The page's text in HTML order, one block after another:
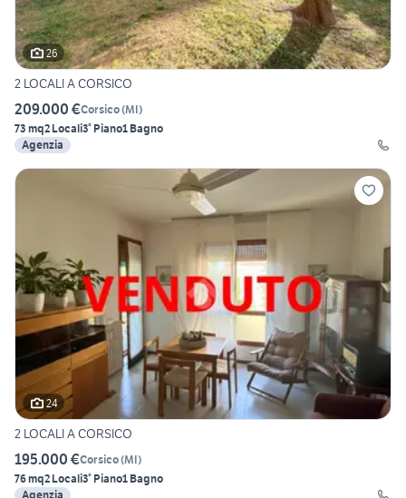
26
2 LOCALI A CORSICO
209.000 €Corsico(MI)
73 mq2 Locali3° Piano1 Bagno
Agenzia
24
2 LOCALI A CORSICO
195.000 €Corsico(MI)
76 mq2 Locali3° Piano1 Bagno
Agenzia